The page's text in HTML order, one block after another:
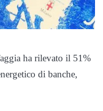
ha rilevato il 51%
di banche,